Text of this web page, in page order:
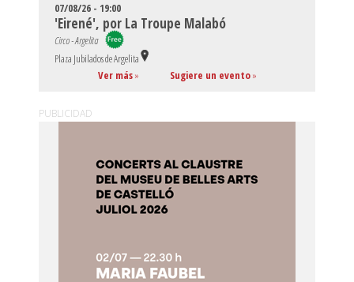
07/08/26 - 19:00
'Eirené', por La Troupe Malabó
Circo - Argelita
Plaza Jubilados de Argelita
Ver más» Sugiere un evento»
PUBLICIDAD